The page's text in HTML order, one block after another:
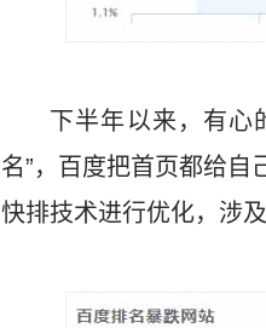
下半年以来，有心
名”，百度把首页都给
快排技术进行优化，涉